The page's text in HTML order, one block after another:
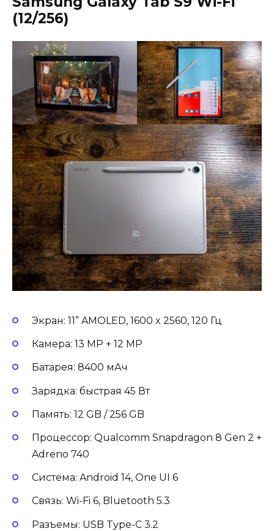
(12/256)
Экран: 11” AMOLED, 1600 x 2560, 120 Гц
Камера: 13 MP + 12 MP
Батарея: 8400 мАч
Зарядка: быстрая 45 Вт
Память: 12 GB / 256 GB
Процессор: Qualcomm Snapdragon 8 Gen 2 +
Adreno 740
Система: Android 14, One UI 6
Связь: Wi-Fi 6, Bluetooth 5.3
Разъемы: USB Type-C 3.2